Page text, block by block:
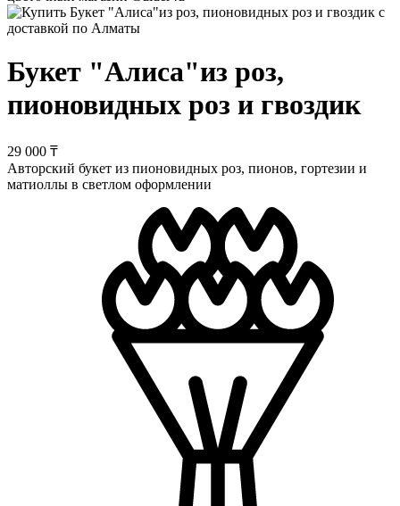
Букет "Алиса"из роз,
пионовидных роз и гвоздик
29 000 ₸
Авторский букет из пионовидных роз, пионов, гортезии и
матиоллы в светлом оформлении